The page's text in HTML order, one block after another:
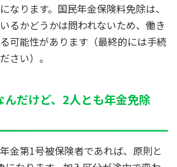
なります。国民年金保険料免除は、
るかどうかは問われないため、働き
可能性があります（最終的には手続
さい）。
んだけど、2人とも年金免除
金第1号被保険者であれば、原則と